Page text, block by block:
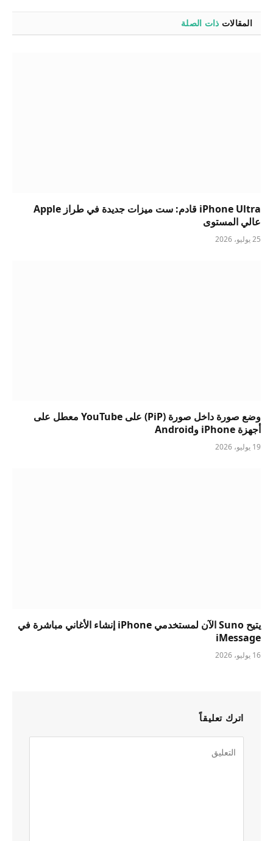
المقالات ذات الصلة
iPhone Ultra قادم: ست ميزات جديدة في طراز Apple
عالي المستوى
25 يوليو، 2026
وضع صورة داخل صورة (PiP) على YouTube معطل على
أجهزة iPhone وAndroid
19 يوليو، 2026
يتيح Suno الآن لمستخدمي iPhone إنشاء الأغاني مباشرة في
iMessage
16 يوليو، 2026
اترك تعليقاً